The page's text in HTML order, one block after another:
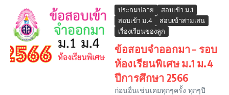
ประถมปลาย
สอบเข้า ม.1
สอบเข้า ม.4
สอบเข้าสามเสน
เรื่องเรียนของลูก
ข้อสอบจำออกมา – รอบ
ห้องเรียนพิเศษ ม.1 ม.4
ปีการศึกษา 2566
ก่อนอื่นเช่นเคยทุกๆครั้ง ทุกๆปี